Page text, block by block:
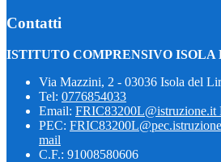
Contatti
ISTITUTO COMPRENSIVO
Via Mazzini, 2 - 03036 Isola del
Tel: 0776854033
Email: FRIC83200L@istruzione.it
PEC:
mail
C.F.: 91008580606